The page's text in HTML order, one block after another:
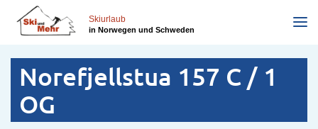
zum
Inhalt
Skiurlaub
in Norwegen und Schweden
Norefjellstua 157 C / 1
OG